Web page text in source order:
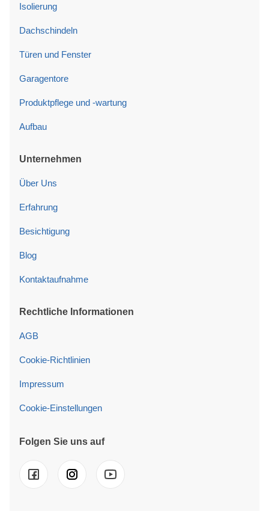
Isolierung
Dachschindeln
Türen und Fenster
Garagentore
Produktpflege und -wartung
Aufbau
Unternehmen
Über Uns
Erfahrung
Besichtigung
Blog
Kontaktaufnahme
Rechtliche Informationen
AGB
Cookie-Richtlinien
Impressum
Cookie-Einstellungen
Folgen Sie uns auf